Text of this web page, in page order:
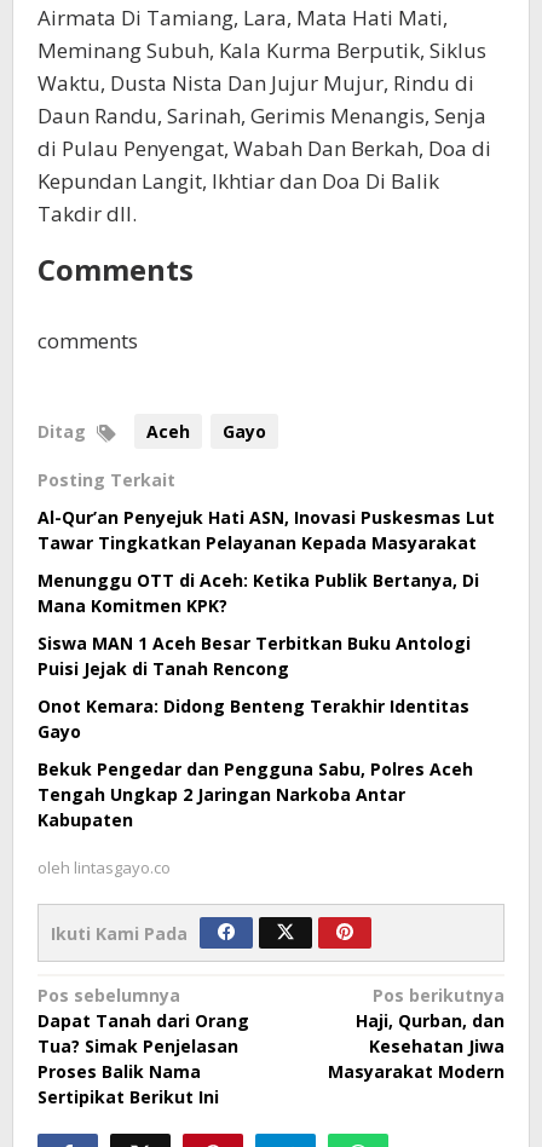
Airmata Di Tamiang, Lara, Mata Hati Mati,
Meminang Subuh, Kala Kurma Berputik, Siklus
Waktu, Dusta Nista Dan Jujur Mujur, Rindu di
Daun Randu, Sarinah, Gerimis Menangis, Senja
di Pulau Penyengat, Wabah Dan Berkah, Doa di
Kepundan Langit, Ikhtiar dan Doa Di Balik
Takdir dll.
Comments
comments
Ditag Aceh Gayo
Posting Terkait
Al-Qur’an Penyejuk Hati ASN, Inovasi Puskesmas Lut
Tawar Tingkatkan Pelayanan Kepada Masyarakat
Menunggu OTT di Aceh: Ketika Publik Bertanya, Di
Mana Komitmen KPK?
Siswa MAN 1 Aceh Besar Terbitkan Buku Antologi
Puisi Jejak di Tanah Rencong
Onot Kemara: Didong Benteng Terakhir Identitas
Gayo
Bekuk Pengedar dan Pengguna Sabu, Polres Aceh
Tengah Ungkap 2 Jaringan Narkoba Antar
Kabupaten
oleh lintasgayo.co
Ikuti Kami Pada
Navigasi
pos
Pos sebelumnya
Dapat Tanah dari Orang
Tua? Simak Penjelasan
Proses Balik Nama
Sertipikat Berikut Ini
Pos berikutnya
Haji, Qurban, dan
Kesehatan Jiwa
Masyarakat Modern